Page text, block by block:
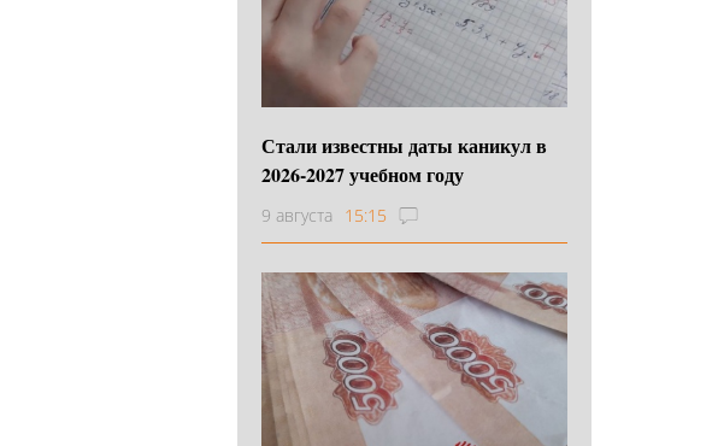
Стали известны даты каникул в
2026-2027 учебном году
9 августа 15:15